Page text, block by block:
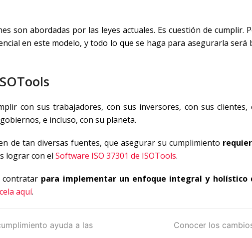
son abordadas por las leyes actuales. Es cuestión de cumplir.
en este modelo, y todo lo que se haga para asegurarla será
con sus trabajadores, con sus inversores, con sus clientes,
e incluso, con su planeta.
de tan diversas fuentes, que asegurar su cumplimiento
lograr con el Software ISO 37301 de ISOTools.
contratar para implementar un enfoque integral y holístico
aquí.
ayuda a las
next
Conocer los